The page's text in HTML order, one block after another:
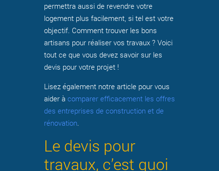
permettra aussi de revendre votre
logement plus facilement, si tel est votre
objectif. Comment trouver les bons
artisans pour réaliser vos travaux ? Voici
tout ce que vous devez savoir sur les
devis pour votre projet !
Lisez également notre article pour vous
aider à comparer efficacement les offres
des entreprises de construction et de
rénovation.
Le devis pour
travaux, c’est quoi